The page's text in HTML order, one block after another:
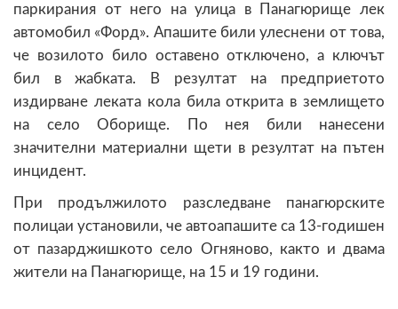
паркирания от него на улица в Панагюрище лек
автомобил «Форд». Апашите били улеснени от това,
че возилото било оставено отключено, а ключът
бил в жабката. В резултат на предприетото
издирване леката кола била открита в землището
на село Оборище. По нея били нанесени
значителни материални щети в резултат на пътен
инцидент.
При продължилото разследване панагюрските
полицаи установили, че автоапашите са 13-годишен
от пазарджишкото село Огняново, както и двама
жители на Панагюрище, на 15 и 19 години.